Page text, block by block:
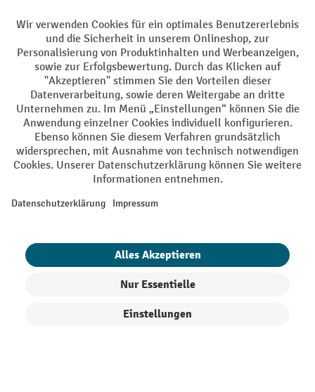
Facebook
YouTube
LinkedIn
Instagram
AGB Impressum Datenschutz
Barrierefreiheit Privacy Settings
Alle Preise exkl. gesetzl. Mehrwertsteuer zzgl.Versandkosten und ggf.
Nachnahmegebühren, wenn nicht anders angegeben.
¹ Der Rabatt gilt so lange der Vorrat reicht. Der Rabatt gilt nicht auf
Erstregistrierung für den Newsletter gewährt. Der Gutschein ist 10
Tage gültig und kann ab einem Netto-Bestellwert von 250,- € online
eingelöst werden. Die Höhe des Rabatts variiert je nach
Arbeitsschutz | 5% auf Werkstatt, Betrieb, Transport, Stapeln und